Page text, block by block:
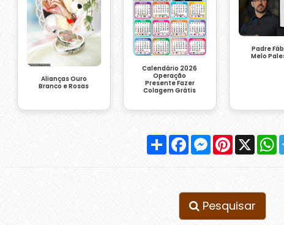
Alianças Ouro
Branco e Rosas
Calendário 2026
Operação
Presente Fazer
Colagem Grátis
Padre
Melo
Compartilhar
FacebookMessenger
Pinterest
X
Pesquisar